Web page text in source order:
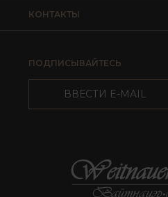
КОНТАКТЫ
ПОДПИСЫВАЙТЕСЬ
ВВЕСТИ E-MAIL